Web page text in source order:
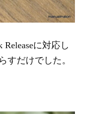
に対応し
すだけでした。